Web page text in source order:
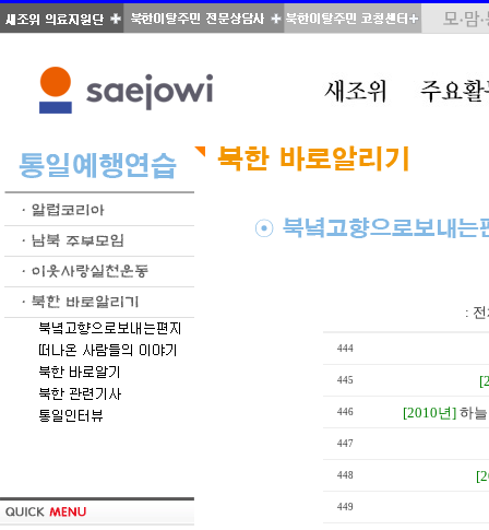
:
444
445
446 [2010년] 하
447
448
449